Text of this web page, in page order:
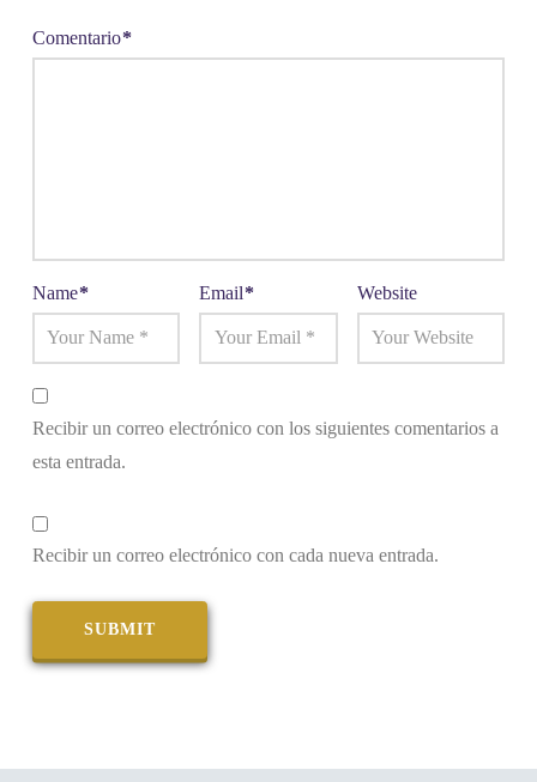
Comentario*
Name* Email* Website
Recibir un correo electrónico con los siguientes comentarios a
esta entrada.
Recibir un correo electrónico con cada nueva entrada.